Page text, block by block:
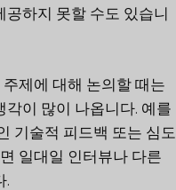
하지 못할 수도 있습니
제에 대해 논의할 때는
이 많이 나옵니다. 예를
기술적 피드백 또는 심도
일대일 인터뷰나 다른
.